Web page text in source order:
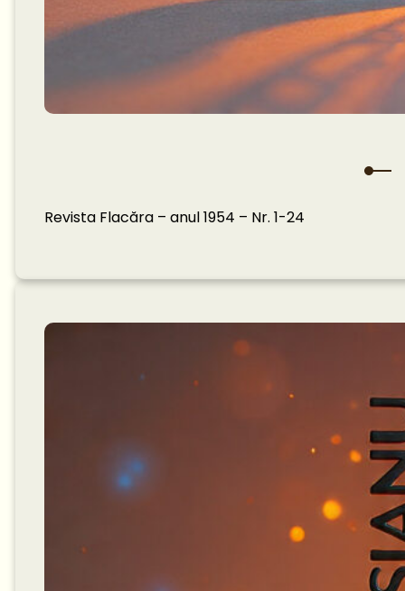
Revista Flacăra – anul 1954 – Nr. 1-24